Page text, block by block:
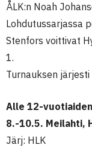
ÅLK:n Noah
Lohdutussarjassa
Stenfors voittivat
1.
Turnauksen
Alle 12-
8.-10.5. Meilahti,
Järj: HLK